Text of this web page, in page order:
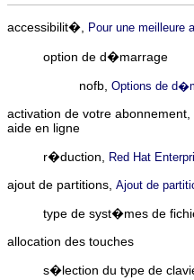
accessibilit�, Pour une
option de d�marrage
nofb, Options de
activation de votre abonnement,
aide en ligne
r�duction,
Red Hat
ajout de partitions, Ajout de
type de syst�mes de
allocation des touches
s�lection du type de